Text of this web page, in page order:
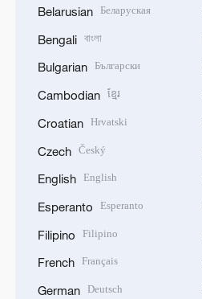
Belarusian Беларуская
Bengali বাংলা
Bulgarian Български
Cambodian ខ្មែរ
Croatian Hrvatski
Czech Český
English English
Esperanto Esperanto
Filipino Filipino
French Français
German Deutsch